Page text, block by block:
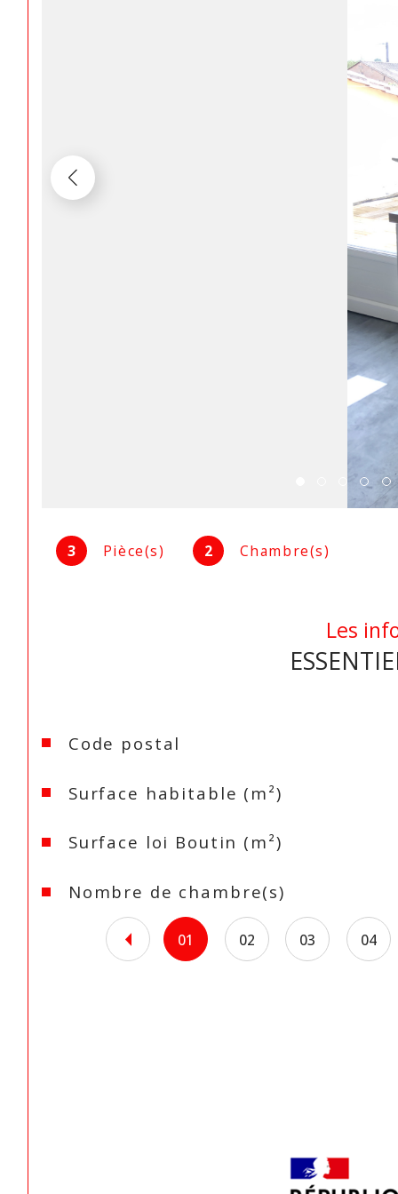
3 Pièce(s) 2 Chambre(s)
Les
Caractéristiques Valeurs
Code postal
Surface habitable (m²)
Surface loi Boutin (m²)
Nombre de chambre(s)
01 02 03 04